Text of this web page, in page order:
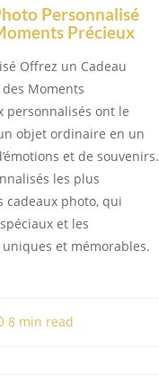
Personnalisé
Précieux
Offrez un Cadeau
Moments
personnalisés ont le
objet ordinaire en un
et de souvenirs.
les plus
cadeaux photo, qui
et les
et mémorables.
8 min read